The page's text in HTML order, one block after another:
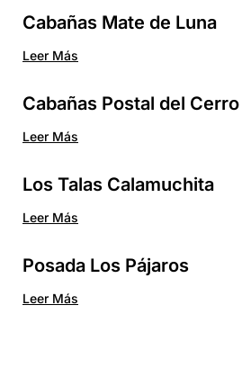
Cabañas Mate de Luna
Leer Más
Cabañas Postal del Cerro
Leer Más
Los Talas Calamuchita
Leer Más
Posada Los Pájaros
Leer Más